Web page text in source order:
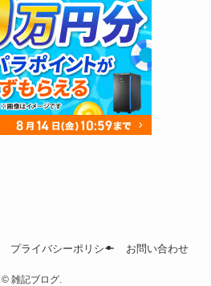
プライバシーポリシー お問い合わせ
©雑記ブログ.